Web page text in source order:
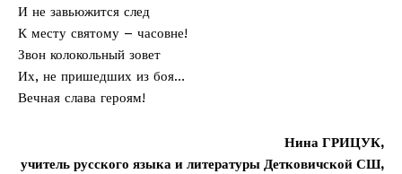
И не завьюжится след
К месту святому – часовне!
Звон колокольный зовет
Их, не пришедших из боя…
Вечная слава героям!
Нина ГРИЦУК,
учитель русского языка и литературы Детковичской СШ,